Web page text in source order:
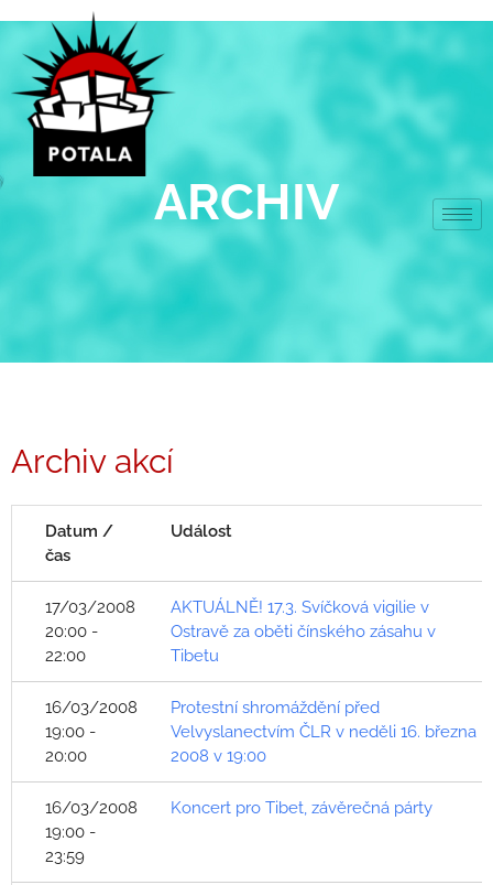
obsah
ARCHIV
Archiv akcí
Datum /
čas
Událost
17/03/2008
20:00 -
22:00
AKTUÁLNĚ! 17.3. Svíčková vigilie v
Ostravě za oběti čínského zásahu v
Tibetu
16/03/2008
19:00 -
20:00
Protestní shromáždění před
Velvyslanectvím ČLR v neděli 16. března
2008 v 19:00
16/03/2008
19:00 -
23:59
Koncert pro Tibet, závěrečná párty